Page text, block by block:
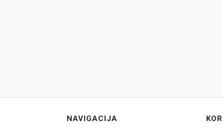
NAVIGACIJA